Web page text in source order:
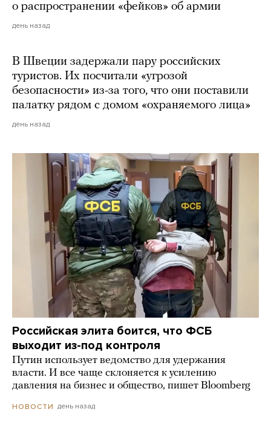
о распространении «фейков» об армии
день назад
В Швеции задержали пару российских
туристов. Их посчитали «угрозой
безопасности» из-за того, что они поставили
палатку рядом с домом «охраняемого лица»
день назад
Российская элита боится, что ФСБ
выходит из-под контроля
Путин использует ведомство для удержания
власти. И все чаще склоняется к усилению
давления на бизнес и общество, пишет Bloomberg
НОВОСТИ день назад